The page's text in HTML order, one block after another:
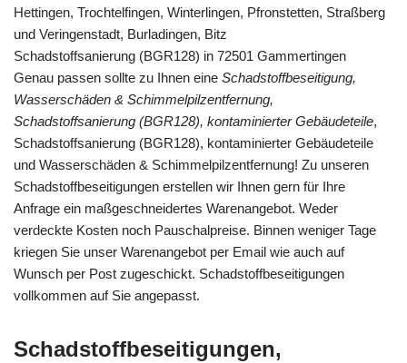
Hettingen, Trochtelfingen, Winterlingen, Pfronstetten, Straßberg
und Veringenstadt, Burladingen, Bitz
Schadstoffsanierung (BGR128) in 72501 Gammertingen
Genau passen sollte zu Ihnen eine Schadstoffbeseitigung,
Wasserschäden & Schimmelpilzentfernung,
Schadstoffsanierung (BGR128), kontaminierter Gebäudeteile,
Schadstoffsanierung (BGR128), kontaminierter Gebäudeteile
und Wasserschäden & Schimmelpilzentfernung! Zu unseren
Schadstoffbeseitigungen erstellen wir Ihnen gern für Ihre
Anfrage ein maßgeschneidertes Warenangebot. Weder
verdeckte Kosten noch Pauschalpreise. Binnen weniger Tage
kriegen Sie unser Warenangebot per Email wie auch auf
Wunsch per Post zugeschickt. Schadstoffbeseitigungen
vollkommen auf Sie angepasst.
Schadstoffbeseitigungen,